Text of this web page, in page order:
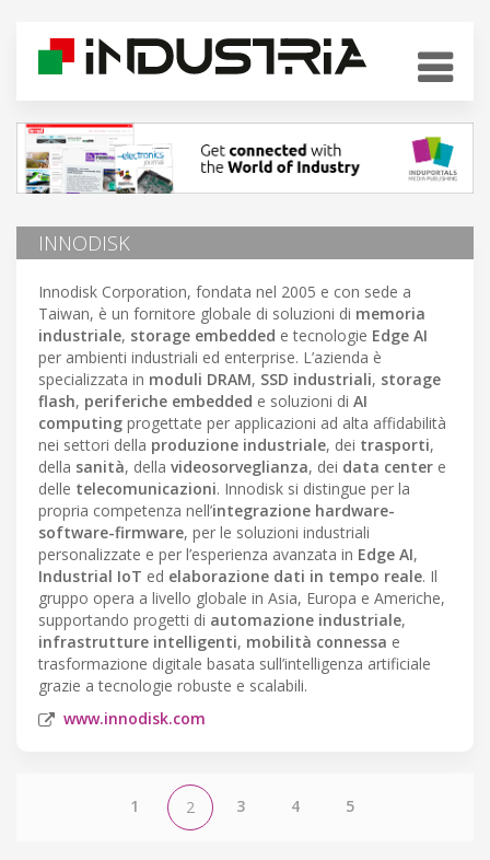
INNODISK
Innodisk Corporation, fondata nel 2005 e con sede a
Taiwan, è un fornitore globale di soluzioni di memoria
industriale, storage embedded e tecnologie Edge AI
per ambienti industriali ed enterprise. L’azienda è
specializzata in moduli DRAM, SSD industriali, storage
flash, periferiche embedded e soluzioni di AI
computing progettate per applicazioni ad alta affidabilità
nei settori della produzione industriale, dei trasporti,
della sanità, della videosorveglianza, dei data center e
delle telecomunicazioni. Innodisk si distingue per la
propria competenza nell’integrazione hardware-
software-firmware, per le soluzioni industriali
personalizzate e per l’esperienza avanzata in Edge AI,
Industrial IoT ed elaborazione dati in tempo reale. Il
gruppo opera a livello globale in Asia, Europa e Americhe,
supportando progetti di automazione industriale,
infrastrutture intelligenti, mobilità connessa e
trasformazione digitale basata sull’intelligenza artificiale
grazie a tecnologie robuste e scalabili.
www.innodisk.com
1 2 3 4 5